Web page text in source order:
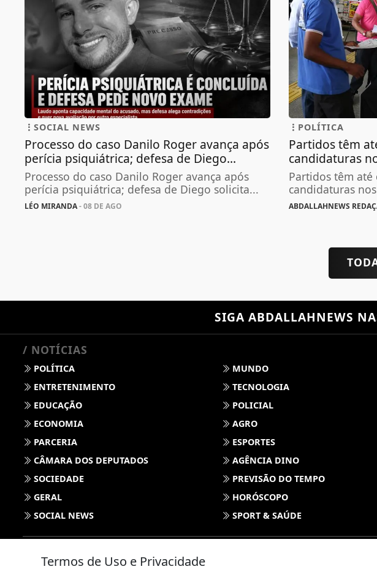
SOCIAL NEWS
Processo do caso Danilo Roger avança após
perícia psiquiátrica; defesa de Diego...
Processo do caso Danilo Roger avança após
perícia psiquiátrica; defesa de Diego solicita...
LÉO MIRANDA- 08 DE AGO
POLÍTICA
Partidos têm
candidaturas
Partidos têm
candidaturas
ABDALLAHNEWS
SIGA ABDALLAHNEWS
/ NOTÍCIAS
POLÍTICA
MUNDO
ENTRETENIMENTO
TECNOLOGIA
EDUCAÇÃO
POLICIAL
ECONOMIA
AGRO
PARCERIA
ESPORTES
CÂMARA DOS DEPUTADOS
AGÊNCIA DINO
SOCIEDADE
PREVISÃO DO TEMPO
GERAL
HORÓSCOPO
SOCIAL NEWS
SPORT & SAÚDE
Termos de Uso e Privacidade